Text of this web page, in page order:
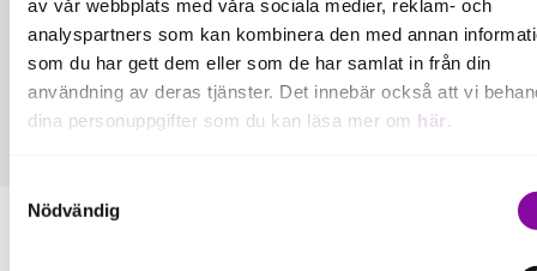
av vår webbplats med våra sociala medier, reklam- och
analyspartners som kan kombinera den med annan
som du har gett dem eller som de har samlat in från din
användning av deras tjänster. Det innebär också att vi
dina personuppgifter som du kan läsa mer om här .
delning av information enligt ovan, inte att ske, förutom för
som är nödvändiga för att hemsidan ska fungera se mer
Nödvändig
medfinansieras av Europeiska unionen.
Kontakt:
Anna Wennerstein